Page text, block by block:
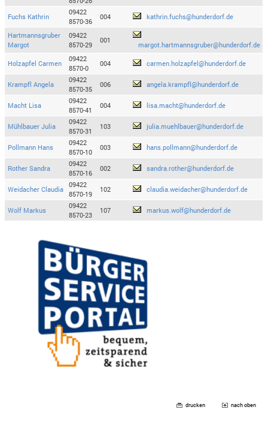
Fuchs Kathrin
09422
8570-36
004 kathrin.fuchs@hunderdorf.de
Hartmannsgruber
Margot
09422
8570-29
001
margot.hartmannsgruber@hunderdorf.de
Holzapfel Carmen
09422
8570-0
004 carmen.holzapfel@hunderdorf.de
Krampfl Angela
09422
8570-35
006 angela.krampfl@hunderdorf.de
Macht Lisa
09422
8570-41
004 lisa.macht@hunderdorf.de
Mühlbauer Julia
09422
8570-31
103 julia.muehlbauer@hunderdorf.de
Pollmann Hans
09422
8570-10
003 hans.pollmann@hunderdorf.de
Rother Sandra
09422
8570-16
002 sandra.rother@hunderdorf.de
Weidacher Claudia
09422
8570-19
102 claudia.weidacher@hunderdorf.de
Wolf Markus
09422
8570-23
107 markus.wolf@hunderdorf.de
drucken nach oben